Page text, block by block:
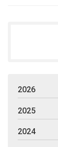
2026
2025
2024